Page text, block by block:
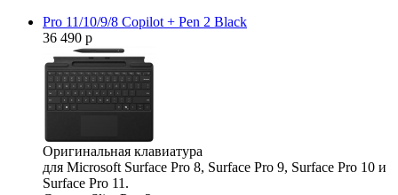
Pro 11/10/9/8 Copilot + Pen 2 Black
36 490 р
Оригинальная клавиатура
для Microsoft Surface Pro 8, Surface Pro 9, Surface Pro 10 и
Surface Pro 11.